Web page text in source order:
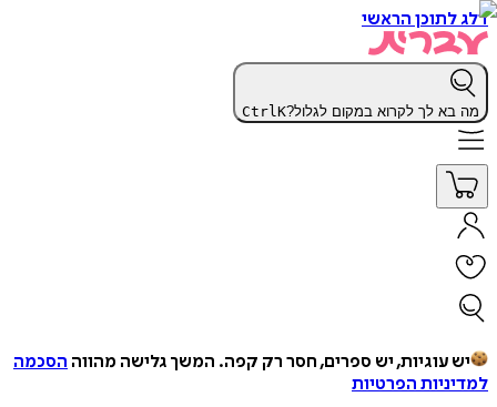
דלג לתוכן הראשי
מה בא לך לקרוא במקום לגלול? CtrlK
יש עוגיות, יש ספרים, חסר רק קפה. המשך גלישה מהווה הסכמה
למדיניות הפרטיות